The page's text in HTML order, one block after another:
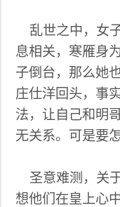
乱世之中，女
息相关，寒雁身
子倒台，那么她
庄仕洋回头，事
法，让自己和明
无关系。可是要
圣意难测，关
想他们在皇上心